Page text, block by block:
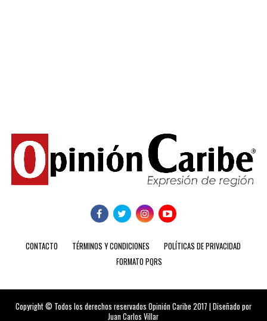
CONTACTO TÉRMINOS Y CONDICIONES
POLÍTICAS DE PRIVACIDAD
FORMATO PQRS
Copyright © Todos los derechos reservados Opinión Caribe 2017 | Diseñado por
Juan Carlos Villar